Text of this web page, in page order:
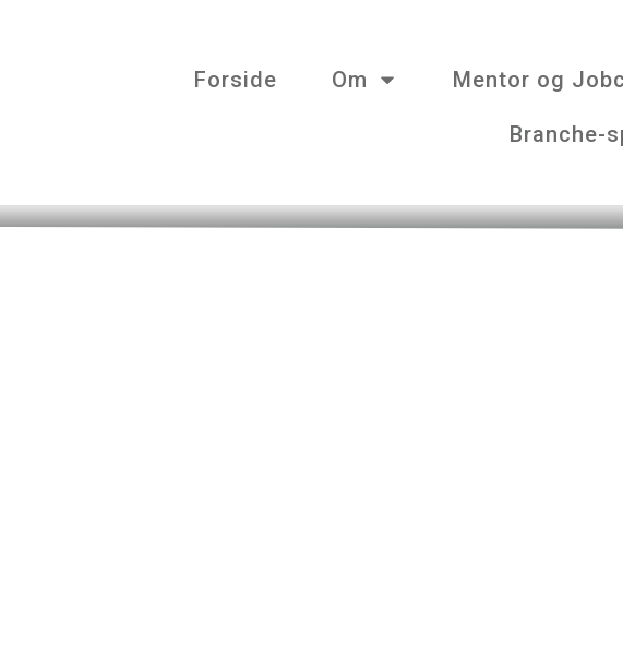
Forside Om Mentor og
Branche-